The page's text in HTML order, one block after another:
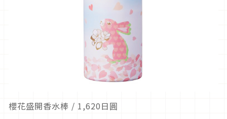
櫻花盛開香水棒 / 1,620日圓